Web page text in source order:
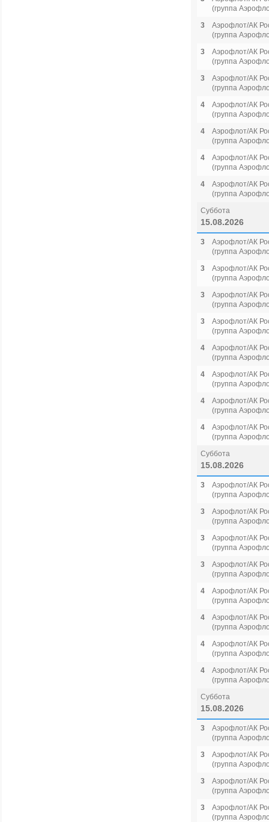
(группа
3
Аэрофлот/АК
(группа
3
Аэрофлот/АК
(группа
3
Аэрофлот/АК
(группа
4
Аэрофлот/АК
(группа
4
Аэрофлот/АК
(группа
4
Аэрофлот/АК
(группа
4
Аэрофлот/АК
(группа
Суббота
15.08.2026
3
Аэрофлот/АК
(группа
3
Аэрофлот/АК
(группа
3
Аэрофлот/АК
(группа
3
Аэрофлот/АК
(группа
4
Аэрофлот/АК
(группа
4
Аэрофлот/АК
(группа
4
Аэрофлот/АК
(группа
4
Аэрофлот/АК
(группа
Суббота
15.08.2026
3
Аэрофлот/АК
(группа
3
Аэрофлот/АК
(группа
3
Аэрофлот/АК
(группа
3
Аэрофлот/АК
(группа
4
Аэрофлот/АК
(группа
4
Аэрофлот/АК
(группа
4
Аэрофлот/АК
(группа
4
Аэрофлот/АК
(группа
Суббота
15.08.2026
3
Аэрофлот/АК
(группа
3
Аэрофлот/АК
(группа
3
Аэрофлот/АК
(группа
3
Аэрофлот/АК
(группа